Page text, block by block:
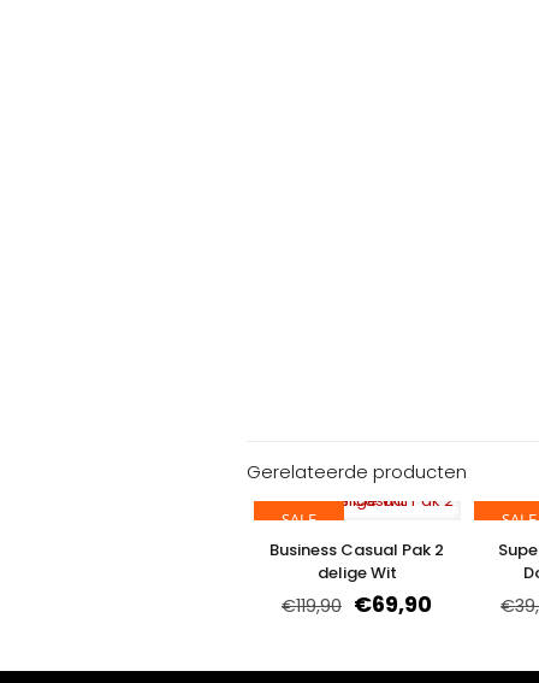
Gerelateerde producten
SALE
Business Casual Pak 2
delige Wit
€119,90 €69,90
SALE
€